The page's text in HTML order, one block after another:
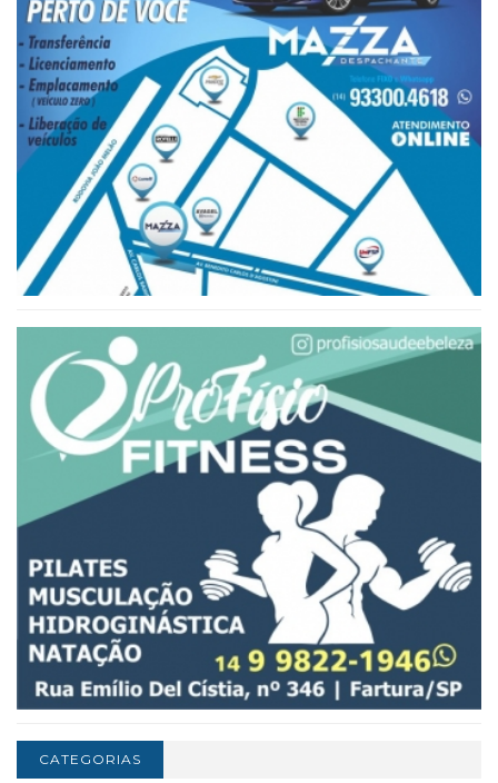
CATEGORIAS